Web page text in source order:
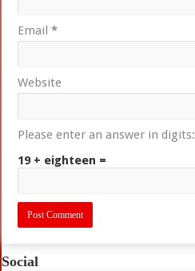
Email*
Website
Please enter an answer in digits:
19 + eighteen =
Social